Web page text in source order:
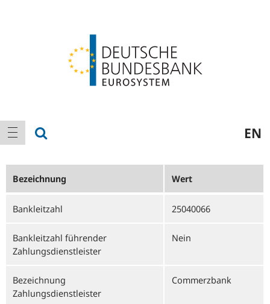
Hauptnavigation
Navigation anzeigen EN
Bezeichnung Wert
Bankleitzahl 25040066
Bankleitzahl führender
Zahlungsdienstleister
Nein
Bezeichnung
Zahlungsdienstleister
Commerzbank